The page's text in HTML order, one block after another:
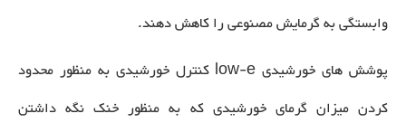
وابستگی به گرمایش مصنوعی را کاهش دهند.
پوشش های خورشیدی low-e کنترل خورشیدی به منظور محدود
کردن میزان گرمای خورشیدی که به منظور خنک نگه داشتن